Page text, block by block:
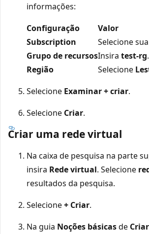
informações:
Configuração
Valor
Subscription
Selecione
Grupo de recursosInsira test-rg.
Região
Selecione
Selecione Examinar + criar.
Selecione Criar.
Criar uma rede virtual
Na caixa de pesquisa na parte
insira Rede virtual. Selecione
resultados da pesquisa.
Selecione+ Criar.
Na guia Noções básicasde